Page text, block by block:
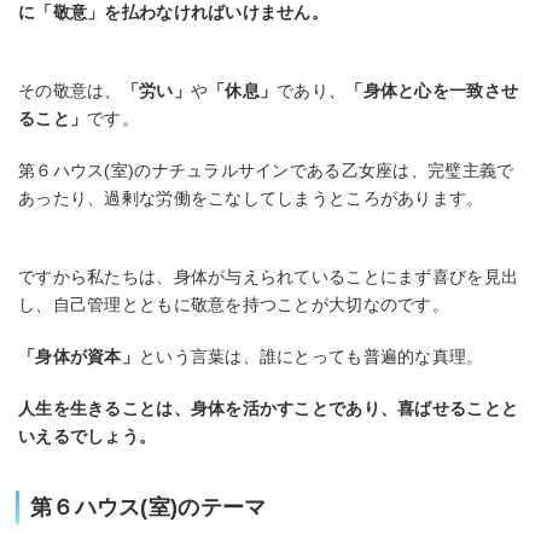
に「敬意」を払わなければいけません。
その敬意は、 「労い」 や 「休息」 であり、
「身体と心を一致させ
ること」 です。
第６ハウス(室)のナチュラルサインである乙女座は、完璧主義で
あったり、過剰な労働をこなしてしまうところがあります。
ですから私たちは、身体が与えられていることにまず喜びを見出
し、自己管理とともに敬意を持つことが大切なのです。
「身体が資本」 という言葉は、誰にとっても普遍的な真理。
人生を生きることは、身体を活かすことであり、喜ばせることと
いえるでしょう。
第６ハウス(室)のテーマ